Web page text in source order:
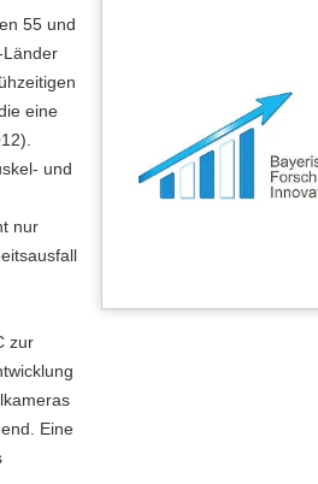
55 und
Länder
eine
und
nur
zur
Eine